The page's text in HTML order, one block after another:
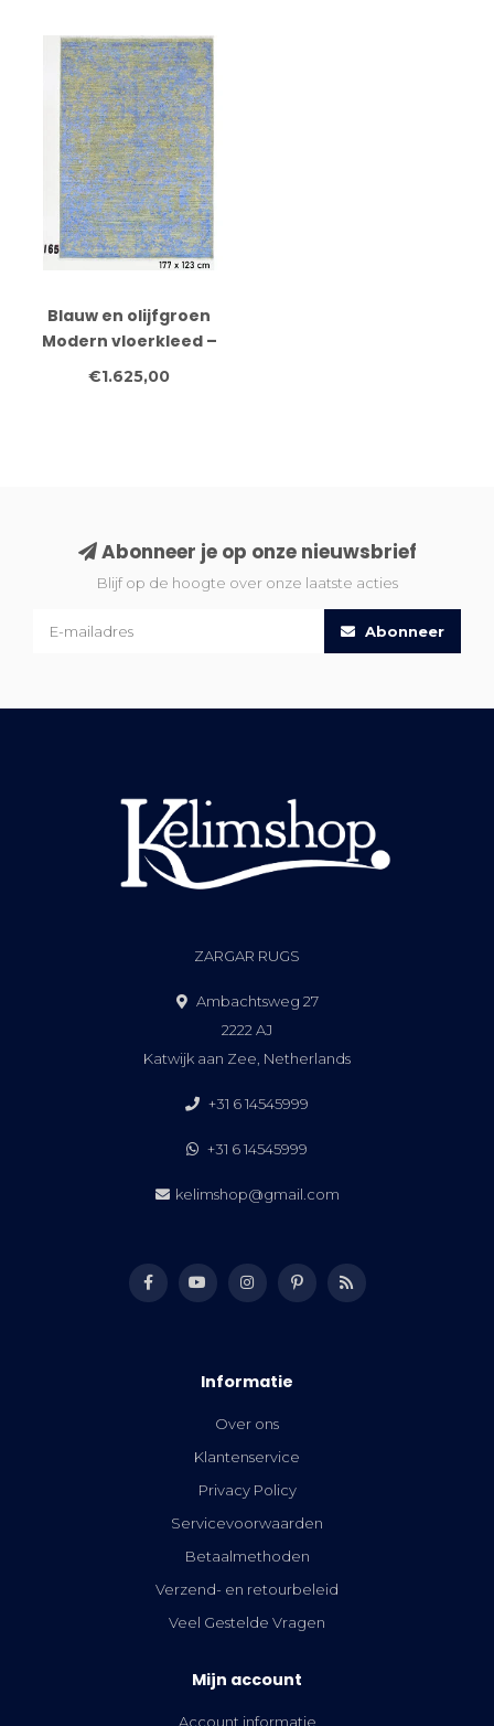
x 75 cm
Blauw en olijfgroen
Modern vloerkleed –
handgeknoopt wollen
tapijt – 177 x 123 cm
€1.625,00
Abonneer je op onze nieuwsbrief
Blijf op de hoogte over onze laatste acties
Abonneer
ZARGAR RUGS
Ambachtsweg 27
2222 AJ
Katwijk aan Zee, Netherlands
+31 6 14545999
+31 6 14545999
kelimshop@gmail.com
Informatie
Over ons
Klantenservice
Privacy Policy
Servicevoorwaarden
Betaalmethoden
Verzend- en retourbeleid
Veel Gestelde Vragen
Mijn account
Account informatie